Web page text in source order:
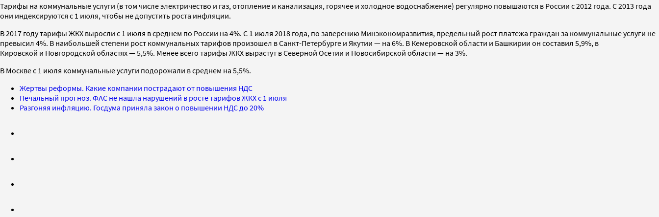
Тарифы на коммунальные услуги (в том числе электричество и газ, отопление и канализация, горячее и холодное водоснабжение) регулярно повышаются в России с 2012 года. С 2013 года
они индексируются с 1 июля, чтобы не допустить роста инфляции.
В 2017 году тарифы ЖКХ выросли с 1 июля в среднем по России на 4%. С 1 июля 2018 года, по заверению Минэкономразвития, предельный рост платежа граждан за коммунальные услуги не
превысил 4%. В наибольшей степени рост коммунальных тарифов произошел в Санкт-Петербурге и Якутии — на 6%. В Кемеровской области и Башкирии он составил 5,9%, в
Кировской и Новгородской областях — 5,5%. Менее всего тарифы ЖКХ вырастут в Северной Осетии и Новосибирской области — на 3%.
В Москве с 1 июля коммунальные услуги подорожали в среднем на 5,5%.
Жертвы реформы. Какие компании пострадают от повышения НДС
Печальный прогноз. ФАС не нашла нарушений в росте тарифов ЖКХ с 1 июля
Разгоняя инфляцию. Госдума приняла закон о повышении НДС до 20%